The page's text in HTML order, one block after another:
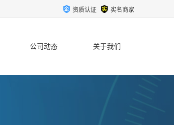
资质认证 实名商家
公司动态 关于我们